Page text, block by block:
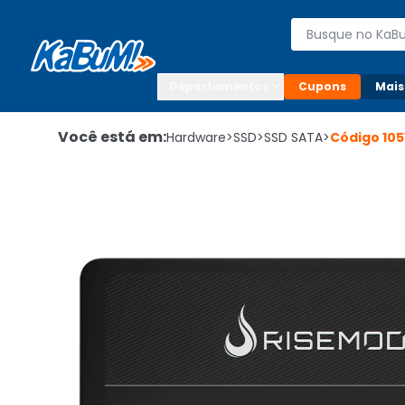
Buscar
Cupons
Você está em:Hardware>SSD>SSD SATA>Código